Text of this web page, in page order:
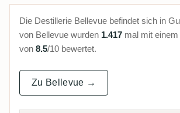
Die Destillerie Bellevue befindet sich in
von Bellevue wurden 1.417 mal mit
von 8.5/10 bewertet.
Zu Bellevue →